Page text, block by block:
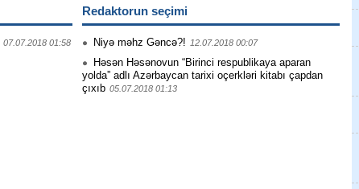
07.07.2018 01:58
Redaktorun seçimi
Niyə məhz Gəncə?! 12.07.2018 00:07
Həsən Həsənovun “Birinci respublikaya aparan
yolda” adlı Azərbaycan tarixi oçerkləri kitabı çapdan
çıxıb 05.07.2018 01:13